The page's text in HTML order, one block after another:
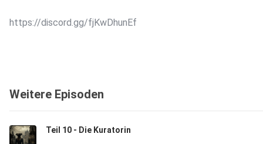
https://discord.gg/fjKwDhunEf
Weitere Episoden
Teil 10 - Die Kuratorin